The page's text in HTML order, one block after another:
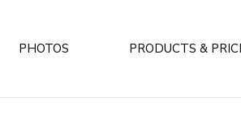
PHOTOS PRODUCTS &